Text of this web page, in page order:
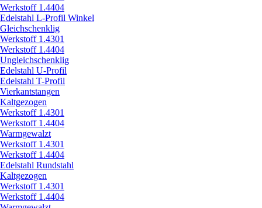
Werkstoff 1.4404
Edelstahl L-Profil Winkel
Gleichschenklig
Werkstoff 1.4301
Werkstoff 1.4404
Ungleichschenklig
Edelstahl U-Profil
Edelstahl T-Profil
Vierkantstangen
Kaltgezogen
Werkstoff 1.4301
Werkstoff 1.4404
Warmgewalzt
Werkstoff 1.4301
Werkstoff 1.4404
Edelstahl Rundstahl
Kaltgezogen
Werkstoff 1.4301
Werkstoff 1.4404